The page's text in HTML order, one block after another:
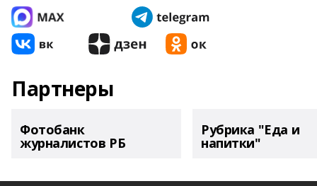
Партнеры
Фотобанк
журналистов РБ
Рубрика "Еда и
напитки"